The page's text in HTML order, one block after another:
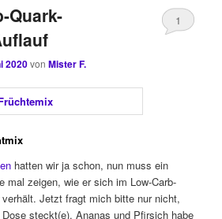
Quark-
2020vonMister F.
1
hatten wir ja schon, nun muss ein
mal zeigen, wie er sich im Low-Carb-
Jetzt fragt mich bitte nur nicht,
steckt(e). Ananas und Pfirsich habe